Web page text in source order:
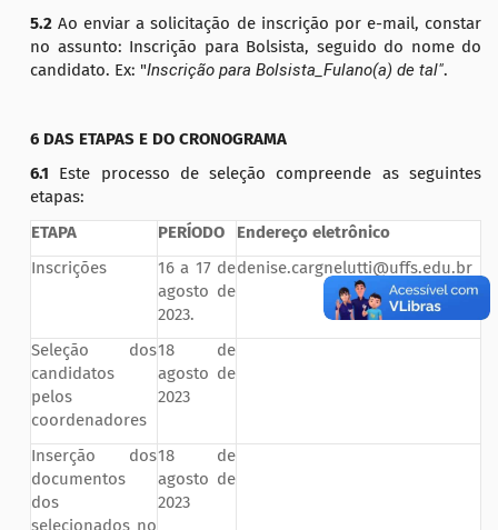
5.2 Ao enviar a solicitação de inscrição por e-mail, constar
no assunto: Inscrição para Bolsista, seguido do nome do
candidato. Ex: "Inscrição para Bolsista_Fulano(a) de tal".
6 DAS ETAPAS E DO CRONOGRAMA
6.1 Este processo de seleção compreende as seguintes
etapas:
ETAPA
PERÍODO
Endereço eletrônico
Inscrições
16 a 17 de
agosto de
2023.
denise.cargnelutti@uffs.edu.br
Seleção dos
candidatos
pelos
coordenadores
18 de
agosto de
2023
Inserção dos
documentos
dos
selecionados no
18 de
agosto de
2023